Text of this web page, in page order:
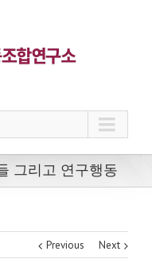
그리고 연구행동
Previous Next